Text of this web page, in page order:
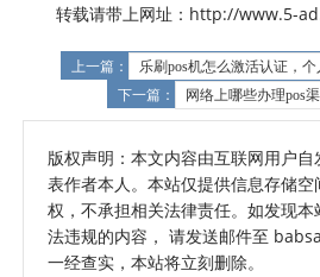
转载请带上网址：http://www.5-
上一篇：
乐刷pos机怎么激活认证，
下一篇：
网络上哪些办理pos
版权声明：本文内容由互联网用户
表作者本人。本站仅提供信息存储
权，不承担相关法律责任。如发现
法违规的内容， 请发送邮件至
一经查实，本站将立刻删除。